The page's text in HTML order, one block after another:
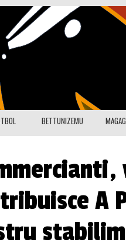
BETTUNIZEMU
A